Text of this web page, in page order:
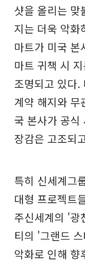
샷을 올리는 맞
지는 더욱 악화
마트가 미국 본
마트 귀책 시
조명되고 있다
계약 해지와 무
국 본사가 공식
장감은 고조되
특히 신세계그
대형 프로젝트
주신세계의 '광
티의 '그랜드
악화로 인해 향